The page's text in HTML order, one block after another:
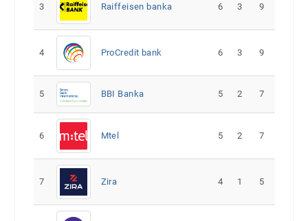
3 Raiffeisen banka 6 3 9
4 ProCredit bank 6 3 9
5 BBI Banka 5 2 7
6 Mtel 5 2 7
7 Zira 4 1 5